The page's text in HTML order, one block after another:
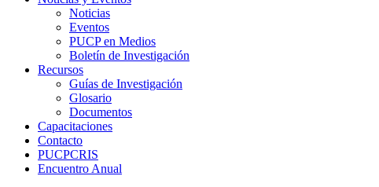
Noticias
Eventos
PUCP en Medios
Boletín de Investigación
Recursos
Guías de Investigación
Glosario
Documentos
Capacitaciones
Contacto
PUCPCRIS
Encuentro Anual